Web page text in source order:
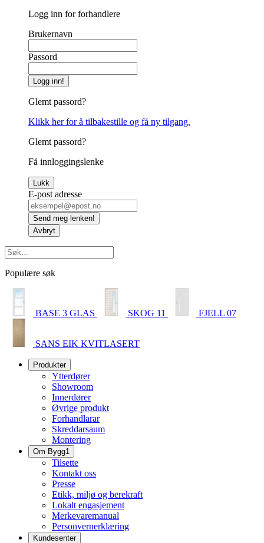
Logg inn for forhandlere
Brukernavn
Passord
Logg inn!
Glemt passord?
Klikk her for å tilbakestille og få ny tilgang.
Glemt passord?
Få innloggingslenke
Lukk
E-post adresse
Send meg lenken!
Avbryt
Populære søk
BASE 3 GLAS SKOG 11 FJELL 07
SANS EIK KVITLASERT
Produkter
Ytterdører
Showroom
Innerdører
Øvrige produkt
Forhandlarar
Skreddarsaum
Montering
Om Bygg1
Tilsette
Kontakt oss
Presse
Etikk, miljø og berekraft
Lokalt engasjement
Merkevaremanual
Personvernerklæring
Kundesenter